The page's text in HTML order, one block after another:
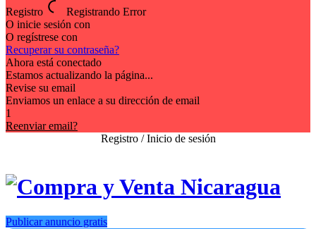
Registro
Registrando Error
O inicie sesión con
O regístrese con
Recuperar su contraseña?
Ahora está conectado
Estamos actualizando la página...
Revise su email
Enviamos un enlace a su dirección de email
1
Reenviar email?
Registro / Inicio de sesión
Publicar anuncio gratis